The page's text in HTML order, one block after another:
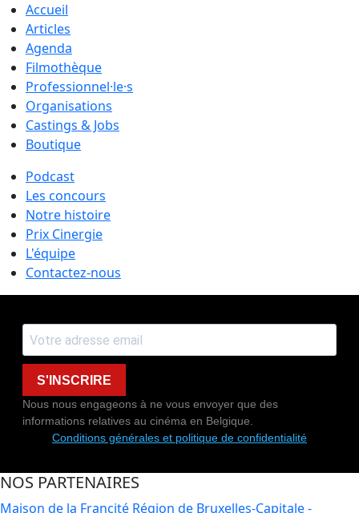
Accueil
Articles
Agenda
Filmothèque
Professionnel·le·s
Organisations
Castings & Jobs
Boutique
Podcast
Les concours
Notre histoire
Prix Cinergie
L'équipe
Contactez-nous
S'INSCRIRE
Nous nous engageons à ne vous envoyer que des
informations relatives au cinéma en Belgique.
Conditions générales et politique de confidentialité
NOS PARTENAIRES
Maison de la Francité Région de Bruxelles-Capitale -